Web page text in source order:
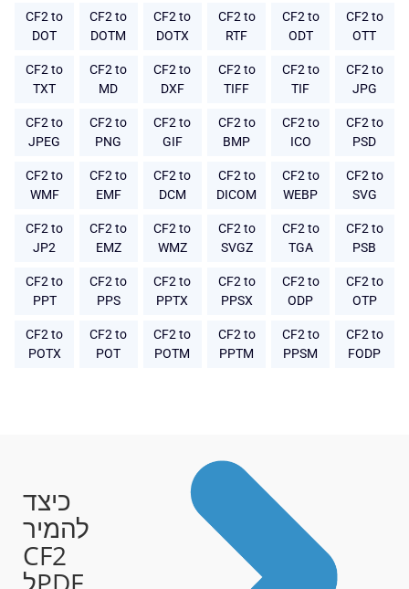
CF2 to
DOT
CF2 to
DOTM
CF2 to
DOTX
CF2 to
RTF
CF2 to
ODT
CF2 to
OTT
CF2 to
TXT
CF2 to
MD
CF2 to
DXF
CF2 to
TIFF
CF2 to
TIF
CF2 to
JPG
CF2 to
JPEG
CF2 to
PNG
CF2 to
GIF
CF2 to
BMP
CF2 to
ICO
CF2 to
PSD
CF2 to
WMF
CF2 to
EMF
CF2 to
DCM
CF2 to
DICOM
CF2 to
WEBP
CF2 to
SVG
CF2 to
JP2
CF2 to
EMZ
CF2 to
WMZ
CF2 to
SVGZ
CF2 to
TGA
CF2 to
PSB
CF2 to
PPT
CF2 to
PPS
CF2 to
PPTX
CF2 to
PPSX
CF2 to
ODP
CF2 to
OTP
CF2 to
POTX
CF2 to
POT
CF2 to
POTM
CF2 to
PPTM
CF2 to
PPSM
CF2 to
FODP
כיצד
להמיר
CF2